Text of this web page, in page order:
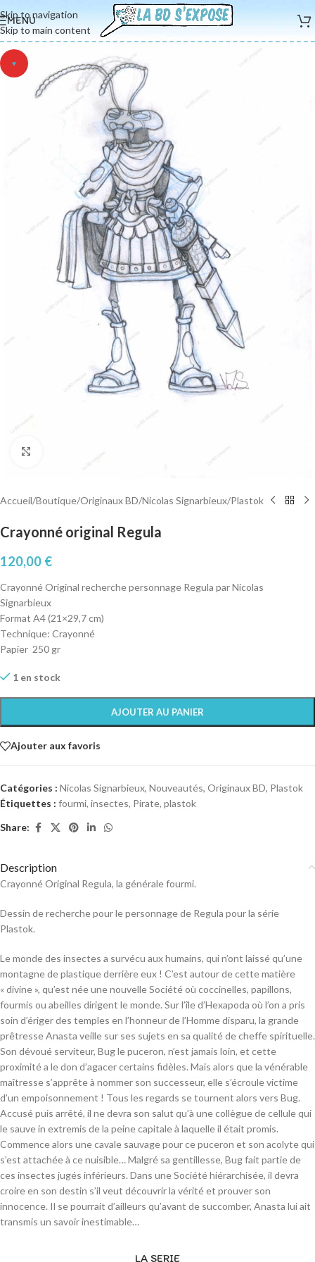
Skip to navigation
Skip to main content
MENU
♥
Accueil/Boutique/Originaux BD/Nicolas Signarbieux/Plastok
Crayonné original Regula
120,00 €
Crayonné Original recherche personnage Regula par Nicolas
Signarbieux
Format A4 (21×29,7 cm)
Technique: Crayonné
Papier 250 gr
1 en stock
AJOUTER AU PANIER
Ajouter aux favoris
Catégories : Nicolas Signarbieux, Nouveautés, Originaux BD, Plastok
Étiquettes : fourmi, insectes, Pirate, plastok
Share:
Description
Crayonné Original Regula, la générale fourmi.
Dessin de recherche pour le personnage de Regula pour la série
Plastok.
Le monde des insectes a survécu aux humains, qui n’ont laissé qu’une
montagne de plastique derrière eux ! C’est autour de cette matière
« divine », qu’est née une nouvelle Société où coccinelles, papillons,
fourmis ou abeilles dirigent le monde. Sur l’île d’Hexapoda où l’on a pris
soin d’ériger des temples en l’honneur de l’Homme disparu, la grande
prêtresse Anasta veille sur ses sujets en sa qualité de cheffe spirituelle.
Son dévoué serviteur, Bug le puceron, n’est jamais loin, et cette
proximité a le don d’agacer certains fidèles. Mais alors que la vénérable
maîtresse s’apprête à nommer son successeur, elle s’écroule victime
d’un empoisonnement ! Tous les regards se tournent alors vers Bug.
Accusé puis arrêté, il ne devra son salut qu’à une collègue de cellule qui
le sauve in extremis de la peine capitale à laquelle il était promis.
Commence alors une cavale sauvage pour ce puceron et son acolyte qui
s’est attachée à ce nuisible… Malgré sa gentillesse, Bug fait partie de
ces insectes jugés inférieurs. Dans une Société hiérarchisée, il devra
croire en son destin s’il veut découvrir la vérité et prouver son
innocence. Il se pourrait d’ailleurs qu’avant de succomber, Anasta lui ait
transmis un savoir inestimable…
LA SERIE